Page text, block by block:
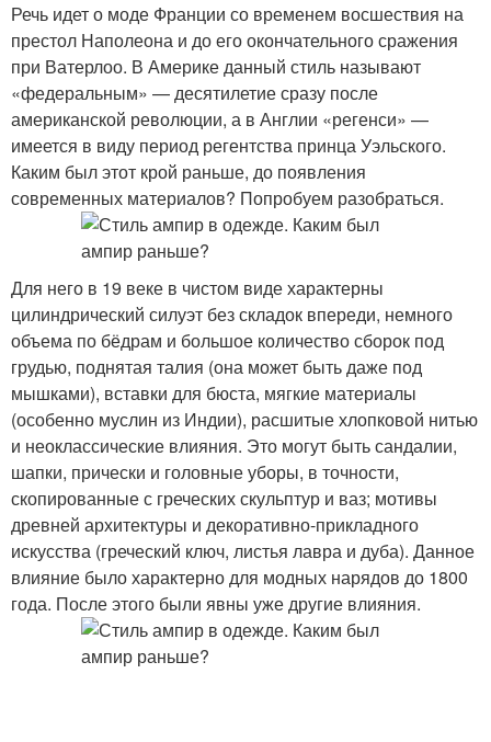
Речь идет о моде Франции со временем восшествия на
престол Наполеона и до его окончательного сражения
при Ватерлоо. В Америке данный стиль называют
«федеральным» — десятилетие сразу после
американской революции, а в Англии «регенси» —
имеется в виду период регентства принца Уэльского.
Каким был этот крой раньше, до появления
современных материалов? Попробуем разобраться.
Для него в 19 веке в чистом виде характерны
цилиндрический силуэт без складок впереди, немного
объема по бёдрам и большое количество сборок под
грудью, поднятая талия (она может быть даже под
мышками), вставки для бюста, мягкие материалы
(особенно муслин из Индии), расшитые хлопковой нитью
и неоклассические влияния. Это могут быть сандалии,
шапки, прически и головные уборы, в точности,
скопированные с греческих скульптур и ваз; мотивы
древней архитектуры и декоративно-прикладного
искусства (греческий ключ, листья лавра и дуба). Данное
влияние было характерно для модных нарядов до 1800
года. После этого были явны уже другие влияния.